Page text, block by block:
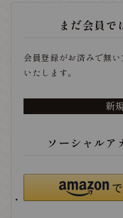
まだ会員で
会員登録がお済みで無い
いたします。
新
ソーシャルア